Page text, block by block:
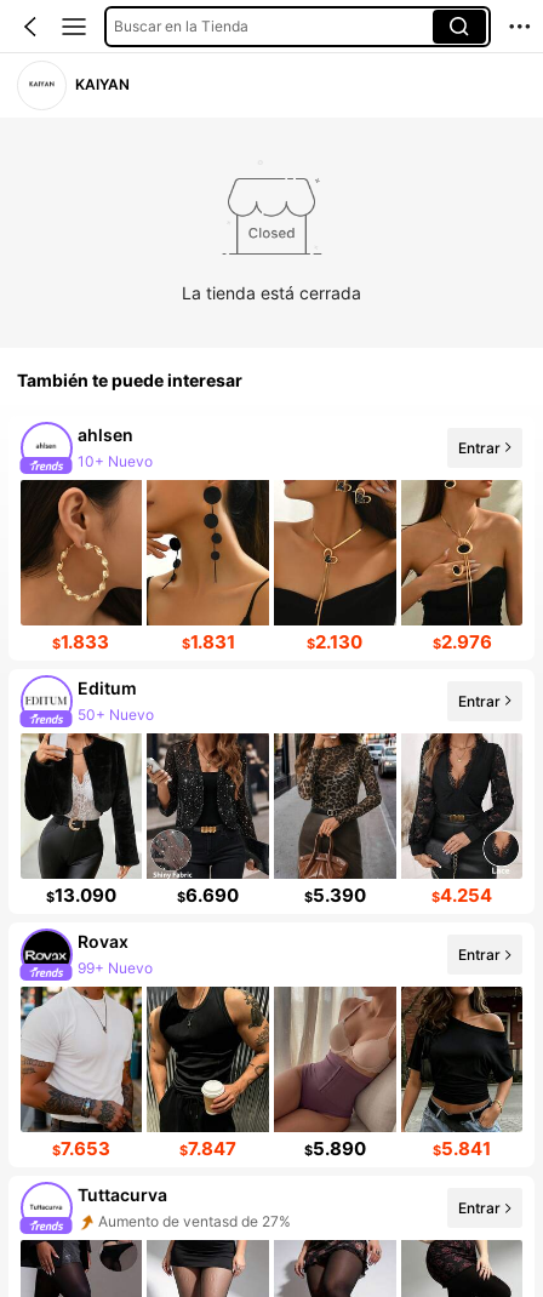
Buscar en la Tienda
KAIYAN
La tienda está cerrada
También te puede interesar
ahlsen
10+ Nuevo
Entrar
$1.833 $1.831 $2.130 $2.976
Editum
50+ Nuevo
Entrar
$13.090 $6.690 $5.390 $4.254
Rovax
99+ Nuevo
Entrar
$7.653 $7.847 $5.890 $5.841
Tuttacurva
Aumento de ventasd de 27%
Incremento de seguidores de 216%
Entrar